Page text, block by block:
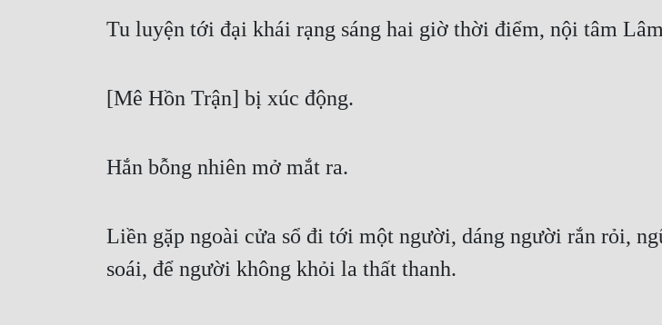
Tu luyện tới đại khái rạng sáng hai giờ thời điểm, nội tâm
[Mê Hồn Trận] bị xúc động.
Hắn bỗng nhiên mở mắt ra.
Liền gặp ngoài cửa sổ đi tới một người, dáng người rắn rỏi,
soái, để người không khỏi la thất thanh.